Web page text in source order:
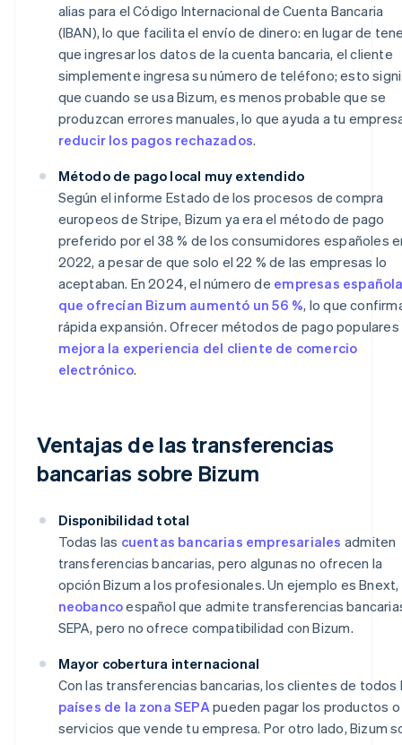
alias para el Código Internacional de Cuenta Bancaria
(IBAN), lo que facilita el envío de dinero: en lugar de
que ingresar los datos de la cuenta bancaria, el cliente
simplemente ingresa su número de teléfono; esto
que cuando se usa Bizum, es menos probable que se
produzcan errores manuales, lo que ayuda a tu
reducir los pagos rechazados.
Método de pago local muy extendido
Según el informe Estado de los procesos de compra
europeos de Stripe, Bizum ya era el método de pago
preferido por el 38 % de los consumidores españoles
2022, a pesar de que solo el 22 % de las empresas lo
aceptaban. En 2024, el número de empresas
que ofrecían Bizum aumentó un 56 %, lo que
rápida expansión. Ofrecer métodos de pago populares
mejora la experiencia del cliente de comercio
electrónico.
Ventajas de las transferencias
bancarias sobre Bizum
Disponibilidad total
Todas las cuentas bancarias empresariales admiten
transferencias bancarias, pero algunas no ofrecen la
opción Bizum a los profesionales. Un ejemplo es Bnext,
neobancoespañol que admite transferencias
SEPA, pero no ofrece compatibilidad con Bizum.
Mayor cobertura internacional
Con las transferencias bancarias, los clientes de todos
países de la zona SEPA pueden pagar los productos o
servicios que vende tu empresa. Por otro lado, Bizum